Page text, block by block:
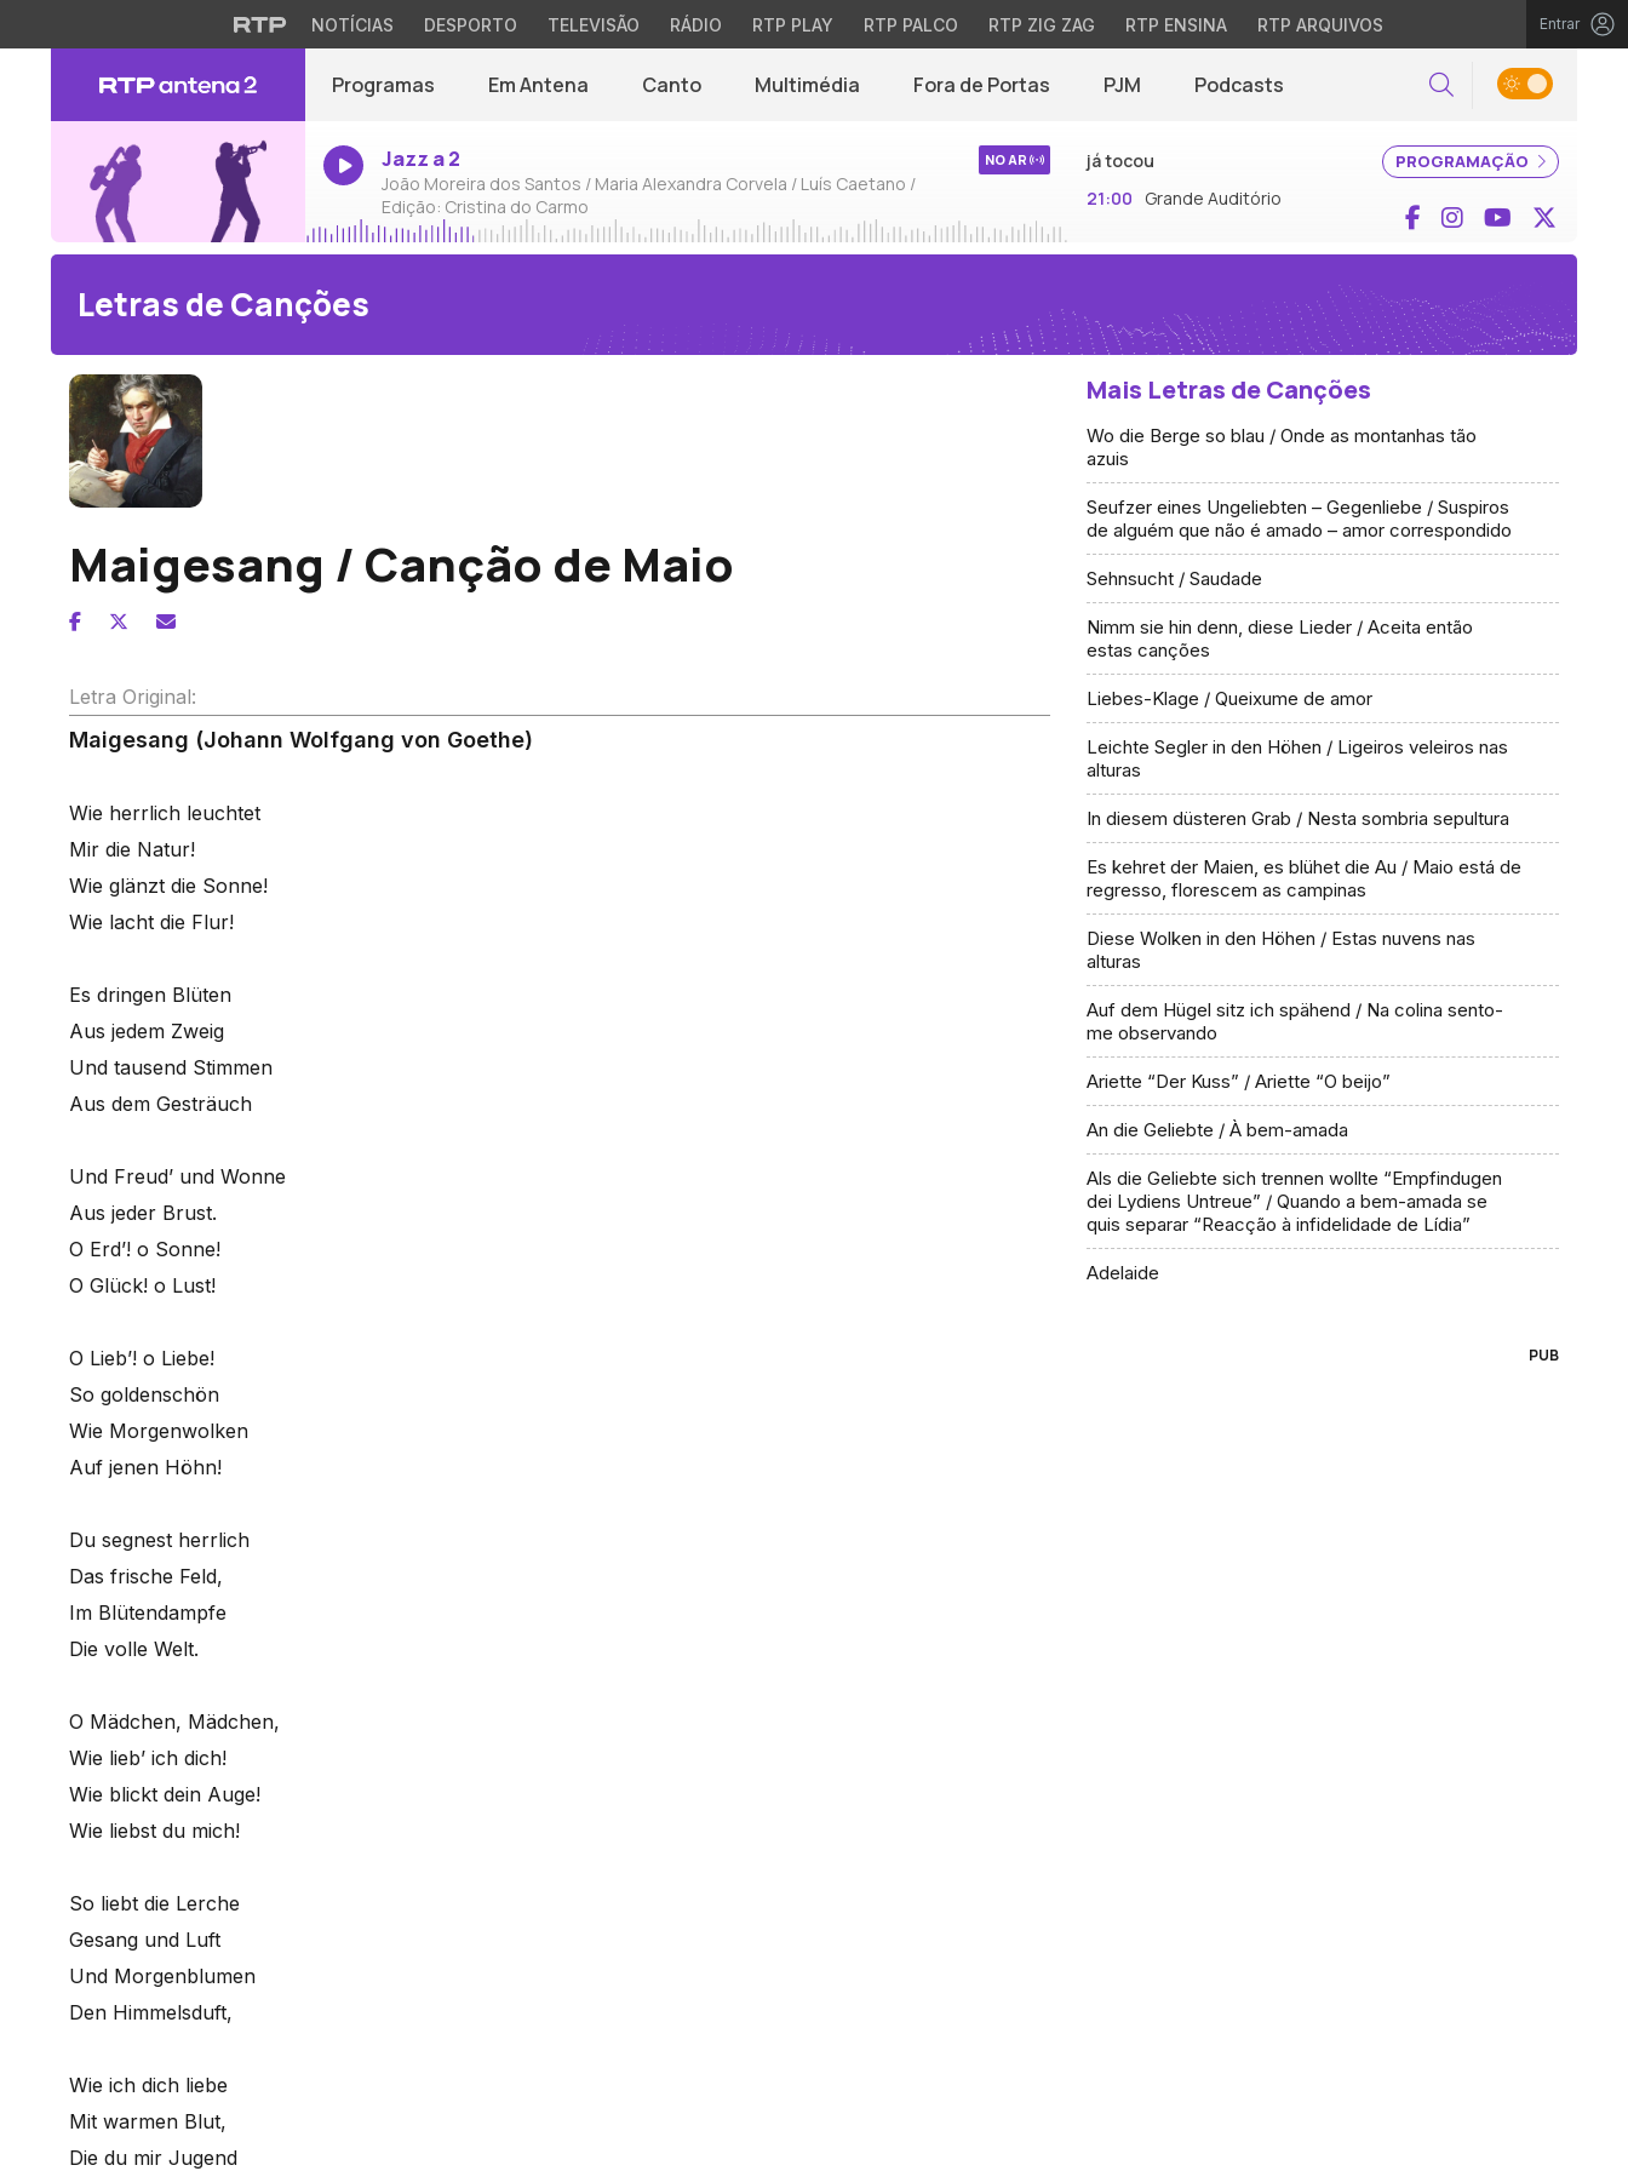
NOTÍCIAS DESPORTO TELEVISÃO RÁDIO RTP PLAY RTP PALCO RTP ZIG ZAG RTP ENSINA RTP ARQUIVOS Entrar
Programas Em Antena Canto Multimédia Fora de Portas PJM Podcasts Pesquisar
Jazz a 2
João Moreira dos Santos / Maria Alexandra Corvela / Luís Caetano /
Edição: Cristina do Carmo
NO AR PROGRAMAÇÃO
já tocou
21:00
Grande Auditório
Facebook
InstagramYouTube
Letras de Canções
Maigesang / Canção de Maio
Letra Original:
Maigesang (Johann Wolfgang von Goethe)
Wie herrlich leuchtet
Mir die Natur!
Wie glänzt die Sonne!
Wie lacht die Flur!
Es dringen Blüten
Aus jedem Zweig
Und tausend Stimmen
Aus dem Gesträuch
Und Freud’ und Wonne
Aus jeder Brust.
O Erd’! o Sonne!
O Glück! o Lust!
O Lieb’! o Liebe!
So goldenschön
Wie Morgenwolken
Auf jenen Höhn!
Du segnest herrlich
Das frische Feld,
Im Blütendampfe
Die volle Welt.
O Mädchen, Mädchen,
Wie lieb’ ich dich!
Wie blickt dein Auge!
Wie liebst du mich!
So liebt die Lerche
Gesang und Luft
Und Morgenblumen
Den Himmelsduft,
Wie ich dich liebe
Mit warmen Blut,
Die du mir Jugend
Mais Letras de Canções
Wo die Berge so blau / Onde as montanhas tão
azuis
Seufzer eines Ungeliebten – Gegenliebe / Suspiros
de alguém que não é amado – amor correspondido
Sehnsucht / Saudade
Nimm sie hin denn, diese Lieder / Aceita então
estas canções
Liebes-Klage / Queixume de amor
Leichte Segler in den Höhen / Ligeiros veleiros nas
alturas
In diesem düsteren Grab / Nesta sombria sepultura
Es kehret der Maien, es blühet die Au / Maio está de
regresso, florescem as campinas
Diese Wolken in den Höhen / Estas nuvens nas
alturas
Auf dem Hügel sitz ich spähend / Na colina sento-
me observando
Ariette “Der Kuss” / Ariette “O beijo”
An die Geliebte / À bem-amada
Als die Geliebte sich trennen wollte “Empfindugen
dei Lydiens Untreue” / Quando a bem-amada se
quis separar “Reacção à infidelidade de Lídia”
Adelaide
PUB